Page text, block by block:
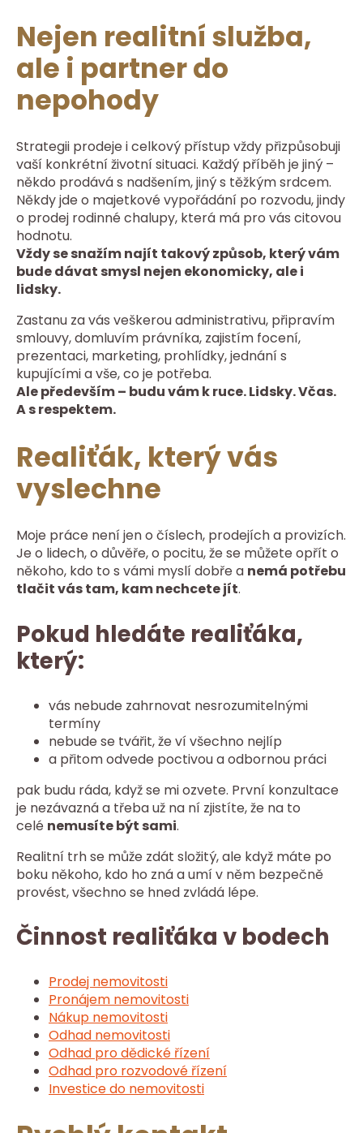
Nejen realitní služba,
ale i partner do
nepohody
Strategii prodeje i celkový přístup vždy přizpůsobuji
vaší konkrétní životní situaci. Každý příběh je jiný –
někdo prodává s nadšením, jiný s těžkým srdcem.
Někdy jde o majetkové vypořádání po rozvodu, jindy
o prodej rodinné chalupy, která má pro vás citovou
hodnotu.
Vždy se snažím najít takový způsob, který vám
bude dávat smysl nejen ekonomicky, ale i
lidsky.
Zastanu za vás veškerou administrativu, připravím
smlouvy, domluvím právníka, zajistím focení,
prezentaci, marketing, prohlídky, jednání s
kupujícími a vše, co je potřeba.
Ale především – budu vám k ruce. Lidsky. Včas.
A s respektem.
Realiťák, který vás
vyslechne
Moje práce není jen o číslech, prodejích a provizích.
Je o lidech, o důvěře, o pocitu, že se můžete opřít o
někoho, kdo to s vámi myslí dobře a nemá potřebu
tlačit vás tam, kam nechcete jít.
Pokud hledáte realiťáka,
který:
vás nebude zahrnovat nesrozumitelnými
termíny
nebude se tvářit, že ví všechno nejlíp
a přitom odvede poctivou a odbornou práci
pak budu ráda, když se mi ozvete. První konzultace
je nezávazná a třeba už na ní zjistíte, že na to
celé nemusíte být sami.
Realitní trh se může zdát složitý, ale když máte po
boku někoho, kdo ho zná a umí v něm bezpečně
provést, všechno se hned zvládá lépe.
Činnost realiťáka v bodech
Prodej nemovitosti
Pronájem nemovitosti
Nákup nemovitosti
Odhad nemovitosti
Odhad pro dědické řízení
Odhad pro rozvodové řízení
Investice do nemovitosti